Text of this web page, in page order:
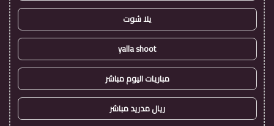
يلا شوت
yalla shoot
مباريات اليوم مباشر
ريال مدريد مباشر